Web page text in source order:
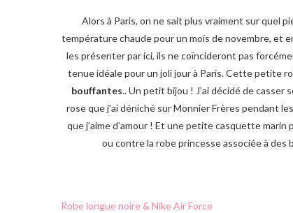
Alors à Paris, on ne sait plus vraiment sur quel
température chaude pour un mois de novembre, et
les présenter par ici, ils ne coïncideront pas
tenue idéale pour un joli jour à Paris. Cette petite
bouffantes.. Un petit bijou ! J’ai décidé de casser
rose que j’ai déniché sur Monnier Frères pendant
que j’aime d’amour ! Et une petite casquette
ou contre la robe princesse associée à des
Robe longue noire & Nike Air Force